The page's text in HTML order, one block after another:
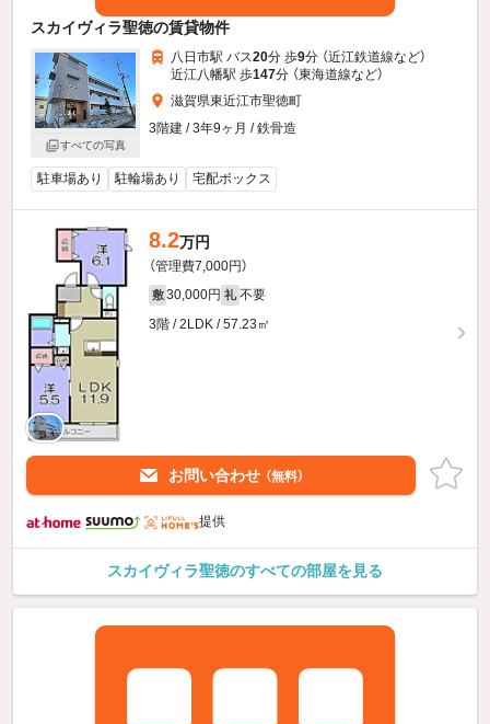
スカイヴィラ聖徳の賃貸物件
すべての写真
八日市駅 バス20分 歩9分 （近江鉄道線など）
近江八幡駅 歩147分 （東海道線など）
滋賀県東近江市聖徳町
3階建 / 3年9ヶ月 / 鉄骨造
駐車場あり 駐輪場あり 宅配ボックス
8.2万円
（管理費7,000円）
敷 30,000円 礼 不要
3階 / 2LDK / 57.23㎡
お問い合わせ （無料）
提供
スカイヴィラ聖徳のすべての部屋を見る